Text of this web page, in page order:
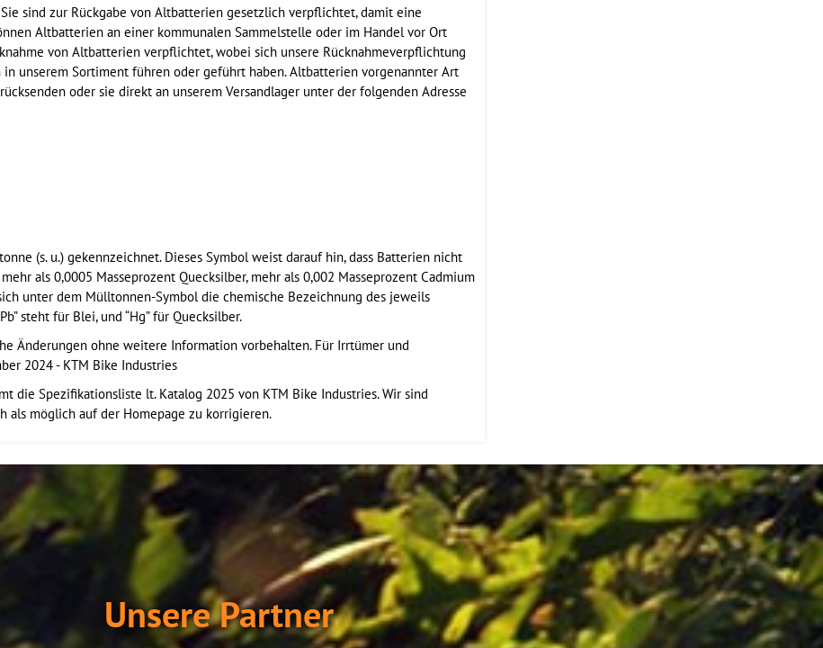
sind zur Rückgabe von Altbatterien gesetzlich verpflichtet, damit eine
Altbatterien an einer kommunalen Sammelstelle oder im Handel vor Ort
von Altbatterien verpflichtet, wobei sich unsere Rücknahmeverpflichtung
unserem Sortiment führen oder geführt haben. Altbatterien vorgenannter Art
oder sie direkt an unserem Versandlager unter der folgenden Adresse
(s. u.) gekennzeichnet. Dieses Symbol weist darauf hin, dass Batterien nicht
als 0,0005 Masseprozent Quecksilber, mehr als 0,002 Masseprozent Cadmium
unter dem Mülltonnen-Symbol die chemische Bezeichnung des jeweils
steht für Blei, und “Hg” für Quecksilber.
Änderungen ohne weitere Information vorbehalten. Für Irrtümer und
2024 - KTM Bike Industries
die Spezifikationsliste lt. Katalog 2025 von KTM Bike Industries. Wir sind
als möglich auf der Homepage zu korrigieren.
Unsere Partner